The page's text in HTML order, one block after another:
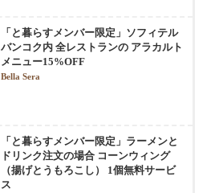
「と暮らすメンバー限定」ソフィテル
バンコク内 全レストランの アラカルト
メニュー15%OFF
Bella Sera
「と暮らすメンバー限定」ラーメンと
ドリンク注文の場合 コーンウィング
（揚げとうもろこし） 1個無料サービ
ス